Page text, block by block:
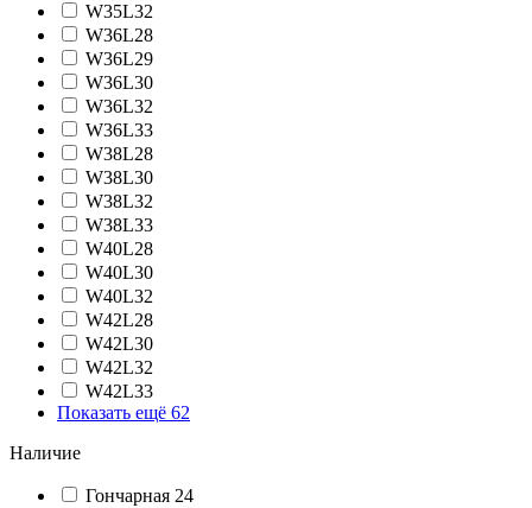
W35L32
W36L28
W36L29
W36L30
W36L32
W36L33
W38L28
W38L30
W38L32
W38L33
W40L28
W40L30
W40L32
W42L28
W42L30
W42L32
W42L33
Показать ещё 62
Наличие
Гончарная 24